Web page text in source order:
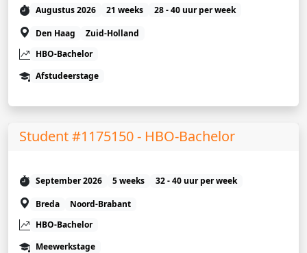
Augustus 2026 21 weeks
28 - 40 uur per week
Den Haag
Zuid-Holland
HBO-Bachelor
Afstudeerstage
Student #1175150 - HBO-Bachelor
September 2026 5 weeks
32 - 40 uur per week
Breda
Noord-Brabant
HBO-Bachelor
Meewerkstage